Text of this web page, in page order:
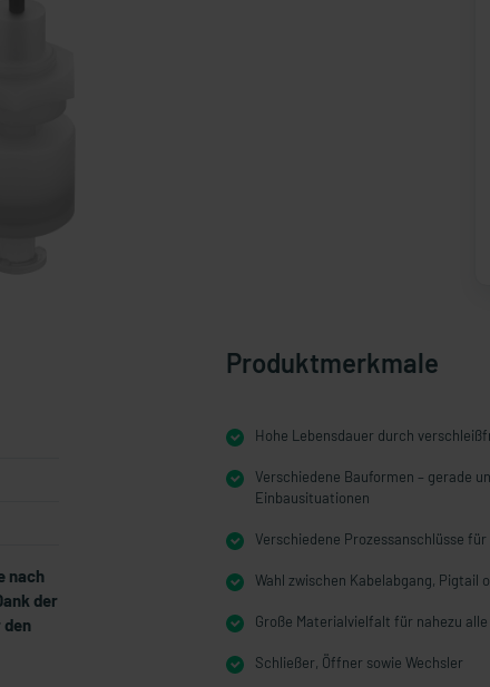
nach
der
Produktmerkmale
Hohe Lebensdauer durch
Verschiedene Bauformen – gerade
Einbausituationen
Verschiedene Prozessanschlüsse
Wahl zwischen Kabelabgang, Pigtail
Große Materialvielfalt für nahezu alle
Schließer, Öffner sowie Wechsler